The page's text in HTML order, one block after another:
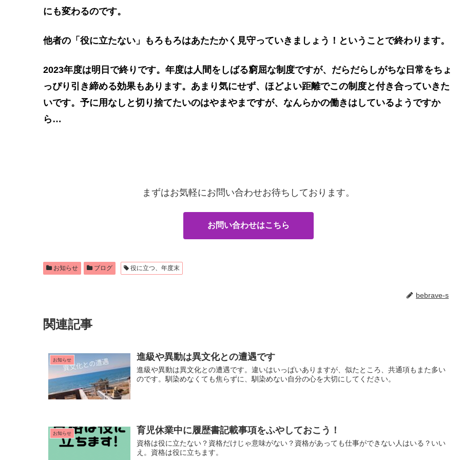
にも変わるのです。
他者の「役に立たない」もろもろはあたたかく見守っていきましょう！ということで終わります。
2023年度は明日で終りです。年度は人間をしばる窮屈な制度ですが、だらだらしがちな日常をちょ
っぴり引き締める効果もあります。あまり気にせず、ほどよい距離でこの制度と付き合っていきた
いです。予に用なしと切り捨てたいのはやまやまですが、なんらかの働きはしているようですか
ら…
まずはお気軽にお問い合わせお待ちしております。
お問い合わせはこちら
お知らせ ブログ 役に立つ、年度末
bebrave-s
関連記事
お知らせ 進級や異動は異文化との遭遇です
進級や異動は異文化との遭遇です。違いはいっぱいありますが、似たところ、共通項もまた多い
のです。馴染めなくても焦らずに、馴染めない自分の心を大切にしてください。
お知らせ 育児休業中に履歴書記載事項をふやしておこう！
資格は役に立たない？資格だけじゃ意味がない？資格があっても仕事ができない人はいる？いい
え。資格は役に立ちます。